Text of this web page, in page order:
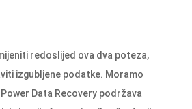
redoslijed ova dva poteza,
izgubljene podatke. Moramo
Data Recovery podržava